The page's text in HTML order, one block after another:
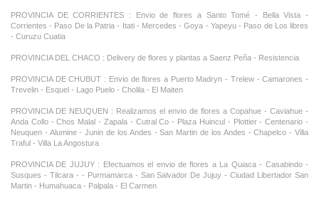
PROVINCIA DE CORRIENTES : Envio de flores a Santo Tomé - Bella Vista -
Corrientes - Paso De la Patria - Itati - Mercedes - Goya - Yapeyu - Paso de Los libres
- Curuzu Cuatia
PROVINCIA DEL CHACO : Delivery de flores y plantas a Saenz Peña - Resistencia
PROVINCIA DE CHUBUT : Envio de flores a Puerto Madryn - Trelew - Camarones -
Trevelin - Esquel - Lago Puelo - Cholila - El Maiten
PROVINCIA DE NEUQUEN : Realizamos el envio de flores a Copahue - Caviahue -
Anda Collo - Chos Malal - Zapala - Cutral Co - Plaza Huincul - Plottier - Centenario -
Neuquen - Alumine - Junin de los Andes - San Martin de los Andes - Chapelco - Villa
Traful - Villa La Angostura
PROVINCIA DE JUJUY : Efectuamos el envio de flores a La Quiaca - Casabindo -
Susques - Tilcara - - Purmamarca - San Salvador De Jujuy - Ciudad Libertador San
Martin - Humahuaca - Palpala - El Carmen